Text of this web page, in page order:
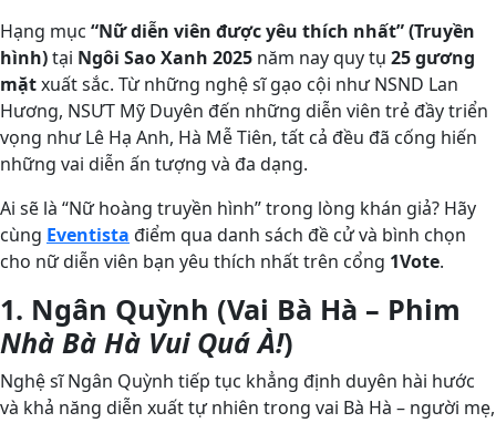
Hạng mục “Nữ diễn viên được yêu thích nhất” (Truyền
hình)tại Ngôi Sao Xanh 2025 năm nay quy tụ 25 gương
mặtxuất sắc. Từ những nghệ sĩ gạo cội như NSND Lan
Hương, NSƯT Mỹ Duyên đến những diễn viên trẻ đầy triển
vọng như Lê Hạ Anh, Hà Mễ Tiên, tất cả đều đã cống hiến
những vai diễn ấn tượng và đa dạng.
Ai sẽ là “Nữ hoàng truyền hình” trong lòng khán giả? Hãy
cùng Eventista điểm qua danh sách đề cử và bình chọn
cho nữ diễn viên bạn yêu thích nhất trên cổng 1Vote.
1. Ngân Quỳnh (Vai Bà Hà – Phim
Nhà Bà Hà Vui Quá À!)
Nghệ sĩ Ngân Quỳnh tiếp tục khẳng định duyên hài hước
và khả năng diễn xuất tự nhiên trong vai Bà Hà – người mẹ,